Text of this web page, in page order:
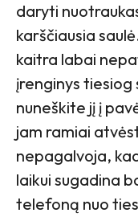
daryti
karščiausia
kaitra labai
įrenginys tiesiog
nuneškite jį į
jam ramiai
nepagalvoja,
laikui sugadina
telefoną nuo